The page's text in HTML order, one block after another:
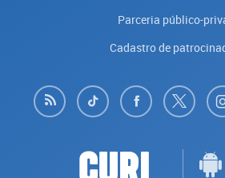
Parceria público-
Cadastro de